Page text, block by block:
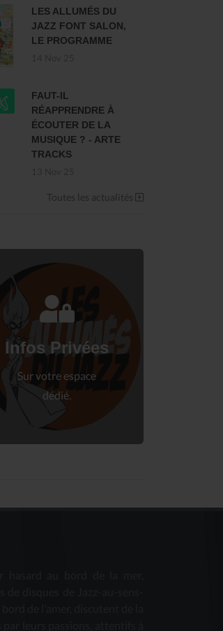
LES ALLUMÉS DU
JAZZ FONT SALON,
LE PROGRAMME
FAUT-IL
RÉAPPRENDRE À
ÉCOUTER DE LA
MUSIQUE ? - ARTE
TRACKS
Toutes les actualités
Infos Privées
Sur votre espace
dédié.
Connectez-vous
à votre espace privé.